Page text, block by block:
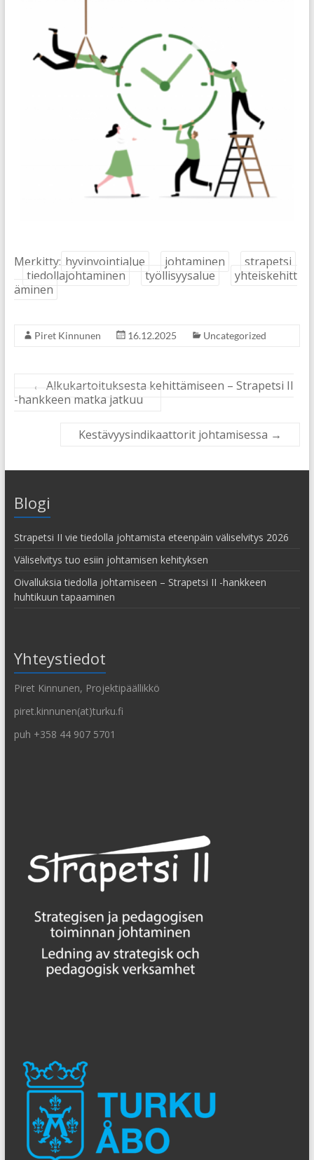
Merkitty: hyvinvointialue johtaminen
strapetsi
tiedollajohtaminen
työllisyysalue
yhteiskehitt
äminen
Piret Kinnunen 16.12.2025 Uncategorized
←
Alkukartoituksesta kehittämiseen – Strapetsi II
-hankkeen matka jatkuu
Kestävyysindikaattorit johtamisessa →
Blogi
Strapetsi II vie tiedolla johtamista eteenpäin väliselvitys 2026
Väliselvitys tuo esiin johtamisen kehityksen
Oivalluksia tiedolla johtamiseen – Strapetsi II -hankkeen
huhtikuun tapaaminen
Yhteystiedot
Piret Kinnunen, Projektipäällikkö
piret.kinnunen(at)turku.fi
puh +358 44 907 5701